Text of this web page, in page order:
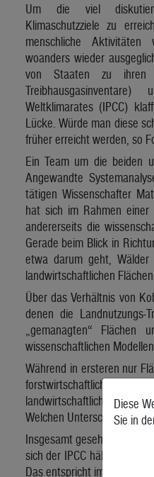
Um die viel
Klimaschutzziele zu
menschliche Aktivitäten
woanders wieder
von Staaten zu ihren
Weltklimarates (IPCC)
Lücke. Würde man diese
früher erreicht werden, so
Ein Team um die beiden
Angewandte
tätigen Wissenschafter
hat sich im Rahmen einer
andererseits die
Gerade beim Blick in
etwa darum geht,
landwirtschaftlichen
Über das Verhältnis von
denen die Landnutzungs-
„gemanagten“
wissenschaftlichen
Während in ersteren nur
forstwirtschaftliche
landwirtschaftlich oder
Welchen Unterschied das
Insgesamt gesehen ist die
sich der IPCC hält, und
Das entspricht immerhin
Diese
Sie in